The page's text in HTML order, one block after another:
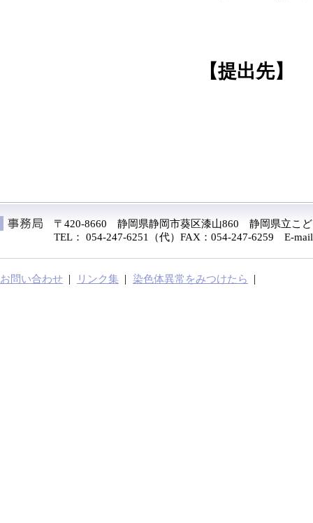
【提出先】
〒420-8660 静岡県静岡市葵区漆山860 静岡県立こ
TEL： 054-247-6251（代）FAX：054-247-6259 E-
お問い合わせ リンク集 染色体異常をみつけたら